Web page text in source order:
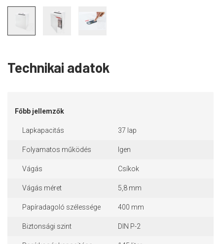
Technikai adatok
Főbb jellemzők
Lapkapacitás 37 lap
Folyamatos működés Igen
Vágás Csíkok
Vágás méret 5,8 mm
Papíradagoló szélessége 400 mm
Biztonsági szint DIN P-2